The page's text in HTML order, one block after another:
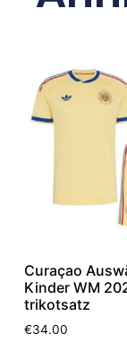
Curaçao
Kinder WM
trikotsatz
€34.00